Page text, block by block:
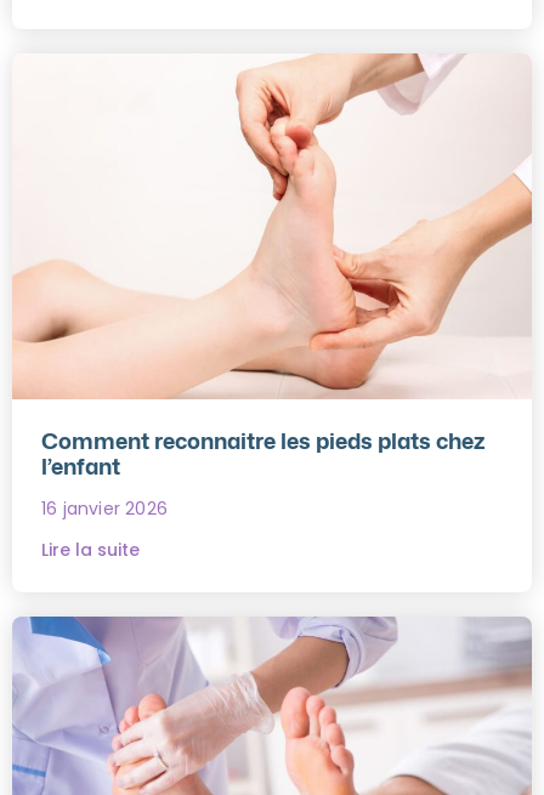
Comment reconnaitre les pieds plats chez
l’enfant
16 janvier 2026
Lire la suite